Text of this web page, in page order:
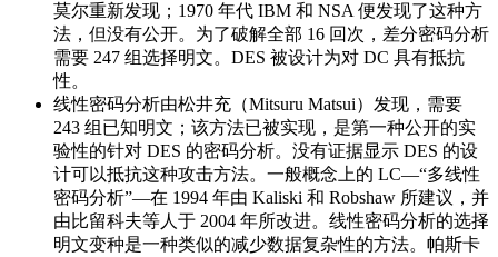
莫尔重新发现；1970 年代 IBM 和 NSA 便发现了这种方
法，但没有公开。为了破解全部 16 回次，差分密码分析
需要 247 组选择明文。DES 被设计为对 DC 具有抵抗
性。
线性密码分析由松井充（Mitsuru Matsui）发现，需要
243 组已知明文；该方法已被实现，是第一种公开的实
验性的针对 DES 的密码分析。没有证据显示 DES 的设
计可以抵抗这种攻击方法。一般概念上的 LC—“多线性
密码分析”—在 1994 年由 Kaliski 和 Robshaw 所建议，并
由比留科夫等人于 2004 年所改进。线性密码分析的选择
明文变种是一种类似的减少数据复杂性的方法。帕斯卡